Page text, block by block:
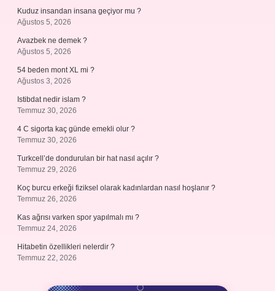
Kuduz insandan insana geçiyor mu ?
Ağustos 5, 2026
Avazbek ne demek ?
Ağustos 5, 2026
54 beden mont XL mi ?
Ağustos 3, 2026
Istibdat nedir islam ?
Temmuz 30, 2026
4 C sigorta kaç günde emekli olur ?
Temmuz 30, 2026
Turkcell’de dondurulan bir hat nasıl açılır ?
Temmuz 29, 2026
Koç burcu erkeği fiziksel olarak kadınlardan nasıl hoşlanır ?
Temmuz 26, 2026
Kas ağrısı varken spor yapılmalı mı ?
Temmuz 24, 2026
Hitabetin özellikleri nelerdir ?
Temmuz 22, 2026